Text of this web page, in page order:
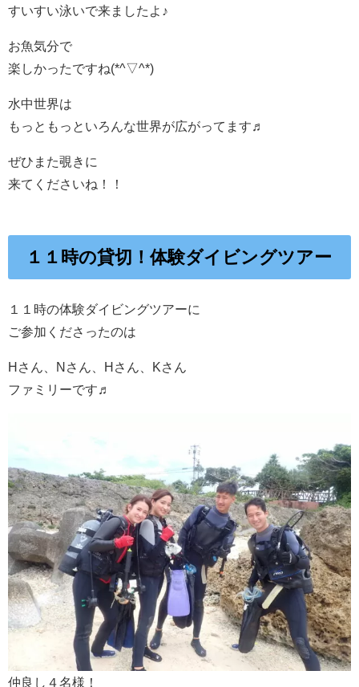
すいすい泳いで来ましたよ♪
お魚気分で
楽しかったですね(*^▽^*)
水中世界は
もっともっといろんな世界が広がってます♬
ぜひまた覗きに
来てくださいね！！
１１時の貸切！体験ダイビングツアー
１１時の体験ダイビングツアーに
ご参加くださったのは
Hさん、Nさん、Hさん、Kさん
ファミリーです♬
仲良し４名様！